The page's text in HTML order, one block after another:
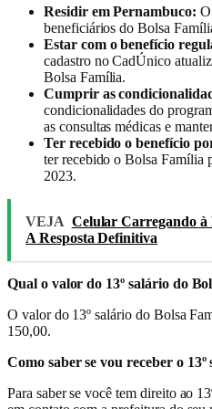
Residir em Pernambuco:
beneficiários do Bolsa
Estar com o benefício
cadastro no CadÚnico
Bolsa Família.
Cumprir as
condicionalidades do
as consultas médicas e
Ter recebido o benefício
ter recebido o Bolsa Família
2023.
VEJA Celular Carregando à
A Resposta Definitiva
Qual o valor do 13º salário do
O valor do 13º salário do Bolsa
150,00.
Como saber se vou receber o
Para saber se você tem direito ao